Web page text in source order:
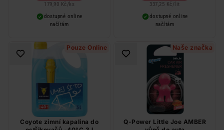
179,90 Kč / ks
dostupné online
načítám
337,25 Kč / lit
dostupné online
načítám
Pouze Online
Coyote zimní kapalina do
Naše značka
Q-Power Little Joe AMBER